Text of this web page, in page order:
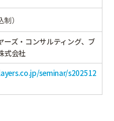
）
ーズ・コンサルティング、ブ
式会社
seminar/s202512